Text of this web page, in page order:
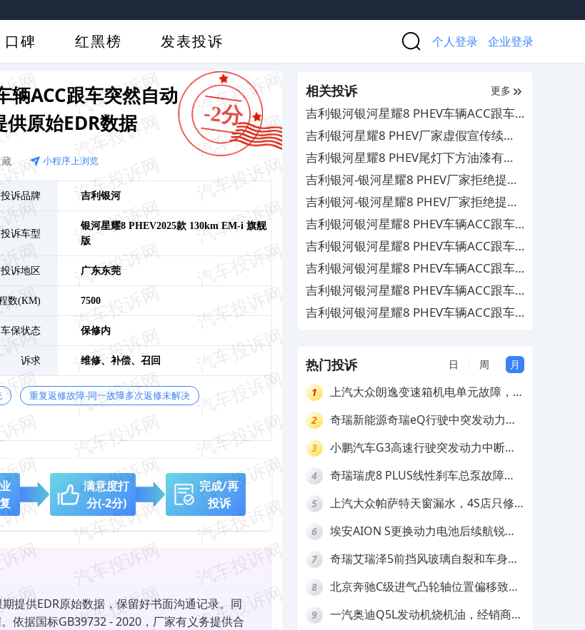
口碑 红黑榜 发表投诉 个人登录 企业登录
-2分
辆ACC跟车突然自动
原始EDR数据
小程序上浏览
投诉品牌 吉利银河
投诉车型
银河星耀8 PHEV2025款 130km EM-i 旗舰
版
投诉地区 广东东莞
数(KM) 7500
车保状态 保修内
诉求 维修、 补偿、 召回
重复返修故障-同一故障多次返修未解决
满意度打
分(-2分)
完成/再
投诉
提供EDR原始数据，保留好书面沟通记录。同
依据国标GB39732 - 2020，厂家有义务提供合
相关投诉 更多
吉利银河银河星耀8 PHEV车辆ACC跟车
突然自动加速追尾，厂家拒绝提供底层运
行数据
吉利银河星耀8 PHEV厂家虚假宣传续航
里程，售后服务态度差
吉利银河星耀8 PHEV尾灯下方油漆有颗
粒，要求厂家解释并补偿
吉利银河-银河星耀8 PHEV厂家拒绝提供
符合国标EDR数据
吉利银河-银河星耀8 PHEV厂家拒绝提供
符合国标EDR数据
吉利银河银河星耀8 PHEV车辆ACC跟车
突然自动加速追尾，厂家拒绝提供符合国
标EDR数据
吉利银河银河星耀8 PHEV车辆ACC跟车
突然自动加速追尾，厂家拒绝提供符合国
标EDR数据
吉利银河银河星耀8 PHEV车辆ACC跟车
突然自动加速追尾，厂家拒绝提供符合国
标EDR数据
吉利银河银河星耀8 PHEV车辆ACC跟车
突然自动加速追尾，厂家拒绝提供符合国
吉利银河银河星耀8 PHEV车辆ACC跟车
热门投诉 日 周 月
1
上汽大众朗逸变速箱机电单元故障，厂
2
奇瑞新能源奇瑞eQ行驶中突发动力受
拒绝三电质保
3
小鹏汽车G3高速行驶突发动力中断，
4
奇瑞瑞虎8 PLUS线性刹车总泵故障，
5
上汽大众帕萨特天窗漏水，4S店只修
6
埃安AION S更换动力电池后续航锐
7
奇瑞艾瑞泽5前挡风玻璃自裂和车身多
8
北京奔驰C级进气凸轮轴位置偏移致发
9
一汽奥迪Q5L发动机烧机油，经销商推